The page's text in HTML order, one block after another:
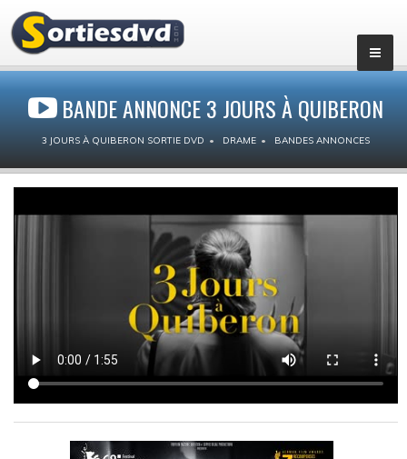
BANDE ANNONCE 3 JOURS À QUIBERON
3 JOURS À QUIBERON SORTIE DVD DRAME BANDES ANNONCES